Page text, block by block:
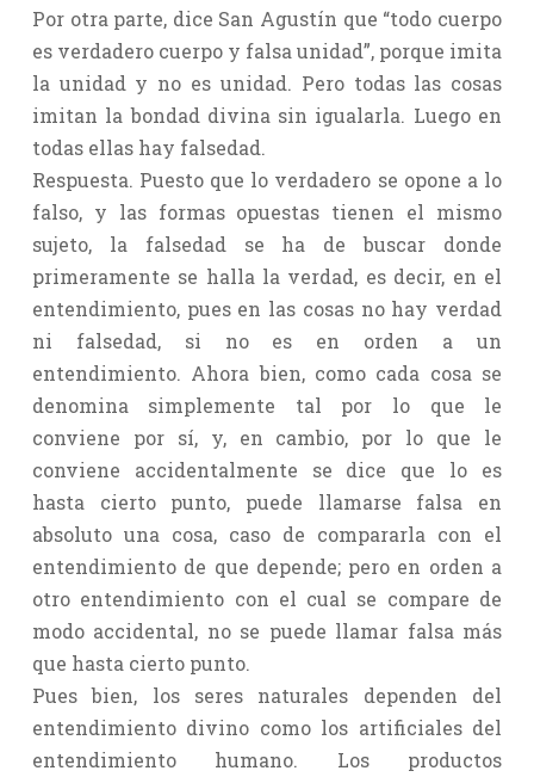
Por otra parte, dice San Agustín que “todo cuerpo
es verdadero cuerpo y falsa unidad”, porque imita
la unidad y no es unidad. Pero todas las cosas
imitan la bondad divina sin igualarla. Luego en
todas ellas hay falsedad.
Respuesta. Puesto que lo verdadero se opone a lo
falso, y las formas opuestas tienen el mismo
sujeto, la falsedad se ha de buscar donde
primeramente se halla la verdad, es decir, en el
entendimiento, pues en las cosas no hay verdad
ni falsedad, si no es en orden a un
entendimiento. Ahora bien, como cada cosa se
denomina simplemente tal por lo que le
conviene por sí, y, en cambio, por lo que le
conviene accidentalmente se dice que lo es
hasta cierto punto, puede llamarse falsa en
absoluto una cosa, caso de compararla con el
entendimiento de que depende; pero en orden a
otro entendimiento con el cual se compare de
modo accidental, no se puede llamar falsa más
que hasta cierto punto.
Pues bien, los seres naturales dependen del
entendimiento divino como los artificiales del
entendimiento humano. Los productos